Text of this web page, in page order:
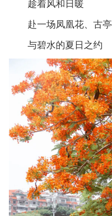
趁着风和日暖
赴一场凤凰花、古亭
与碧水的夏日之约